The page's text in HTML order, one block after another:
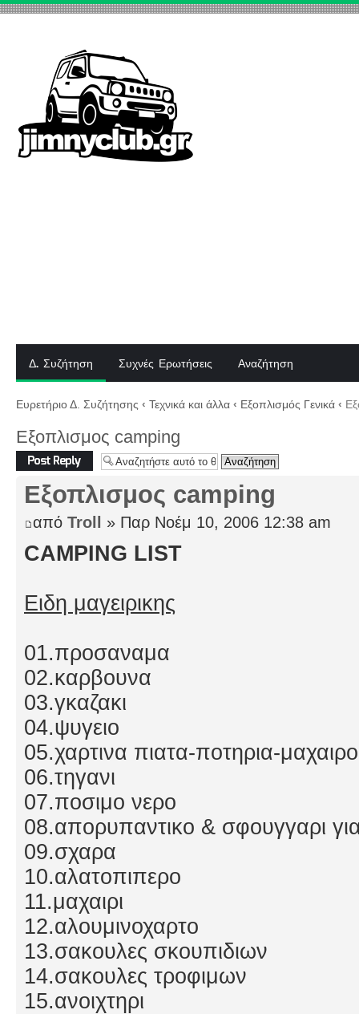
Δ. Συζήτηση Συχνές Ερωτήσεις Αναζήτηση
Ευρετήριο Δ. Συζήτησης ‹ Τεχνικά και άλλα ‹ Εξοπλισμός Γενικά ‹
Εξοπλισμος camping
Δημιουργία
απάντησης
Εξοπλισμος camping
από Troll » Παρ Νοέμ 10, 2006 12:38 am
CAMPING LIST
Ειδη μαγειρικης
01.προσαναμα
02.καρβουνα
03.γκαζακι
04.ψυγειο
05.χαρτινα πιατα-ποτηρια-
06.τηγανι
07.ποσιμο νερο
08.απορυπαντικο & σφουγγαρι
09.σχαρα
10.αλατοπιπερο
11.μαχαιρι
12.αλουμινοχαρτο
13.σακουλες σκουπιδιων
14.σακουλες τροφιμων
15.ανοιχτηρι